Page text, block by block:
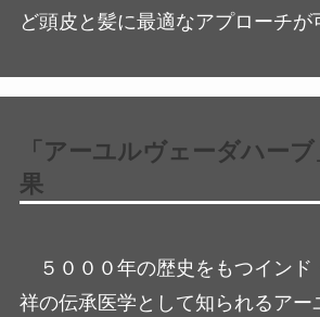
ど頭皮と髪に最適なアプローチが
「アーユルヴェーダハー
果
５０００年の歴史をもつインド
祥の伝承医学として知られるアー